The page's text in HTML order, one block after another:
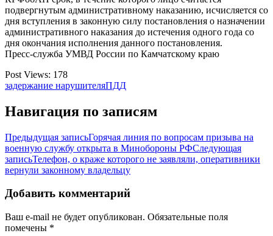
подвергнутым административному наказанию, исчисляется со
дня вступления в законную силу постановления о назначении
административного наказания до истечения одного года со
дня окончания исполнения данного постановления.
Пресс-служба УМВД России по Камчатскому краю
Post Views: 178
задержание нарушителяПДД
Навигация по записям
Предыдущая записьГорячая линия по вопросам призыва на
военную службу открыта в Минобороны РФСледующая
записьТелефон, о краже которого не заявляли, оперативники
вернули законному владельцу
Добавить комментарий
Ваш e-mail не будет опубликован. Обязательные поля
помечены *